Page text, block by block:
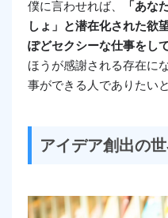
僕に言わせれば、
「あな
しょ」と潜在化された欲
ぽどセクシーな仕事をし
ほうが感謝される存在に
事ができる人でありたい
アイデア創出の